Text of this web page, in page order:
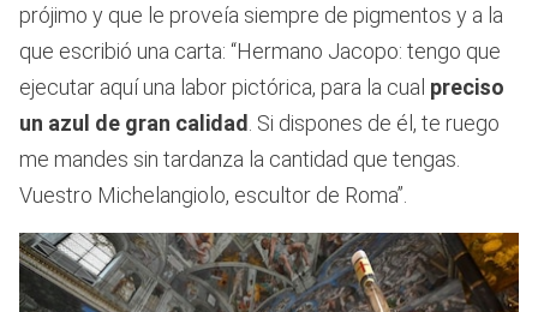
prójimo y que le proveía siempre de pigmentos y a la
que escribió una carta: “Hermano Jacopo: tengo que
ejecutar aquí una labor pictórica, para la cual preciso
un azul de gran calidad . Si dispones de él, te ruego
me mandes sin tardanza la cantidad que tengas.
Vuestro Michelangiolo, escultor de Roma”.